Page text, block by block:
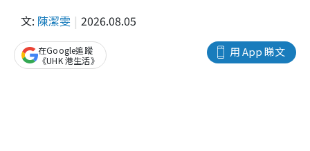
文: 陳潔雯 2026.08.05
用 App 睇文
在Google追蹤
《UHK 港生活》